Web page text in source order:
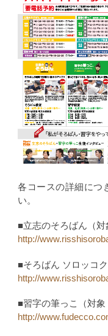
各コースの詳細につ
い。
■立志のそろばん（対
http://
■そろばん ソロッコ
http://
■習字の筆っこ（対象
http://